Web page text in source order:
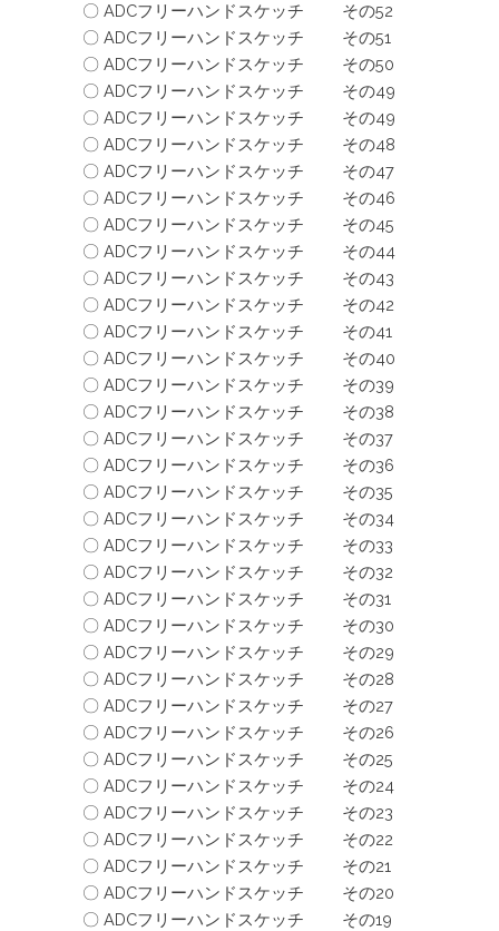
〇 ADCフリーハンドスケッチ その52
〇 ADCフリーハンドスケッチ その51
〇 ADCフリーハンドスケッチ その50
〇 ADCフリーハンドスケッチ その49
〇 ADCフリーハンドスケッチ その49
〇 ADCフリーハンドスケッチ その48
〇 ADCフリーハンドスケッチ その47
〇 ADCフリーハンドスケッチ その46
〇 ADCフリーハンドスケッチ その45
〇 ADCフリーハンドスケッチ その44
〇 ADCフリーハンドスケッチ その43
〇 ADCフリーハンドスケッチ その42
〇 ADCフリーハンドスケッチ その41
〇 ADCフリーハンドスケッチ その40
〇 ADCフリーハンドスケッチ その39
〇 ADCフリーハンドスケッチ その38
〇 ADCフリーハンドスケッチ その37
〇 ADCフリーハンドスケッチ その36
〇 ADCフリーハンドスケッチ その35
〇 ADCフリーハンドスケッチ その34
〇 ADCフリーハンドスケッチ その33
〇 ADCフリーハンドスケッチ その32
〇 ADCフリーハンドスケッチ その31
〇 ADCフリーハンドスケッチ その30
〇 ADCフリーハンドスケッチ その29
〇 ADCフリーハンドスケッチ その28
〇 ADCフリーハンドスケッチ その27
〇 ADCフリーハンドスケッチ その26
〇 ADCフリーハンドスケッチ その25
〇 ADCフリーハンドスケッチ その24
〇 ADCフリーハンドスケッチ その23
〇 ADCフリーハンドスケッチ その22
〇 ADCフリーハンドスケッチ その21
〇 ADCフリーハンドスケッチ その20
〇 ADCフリーハンドスケッチ その19